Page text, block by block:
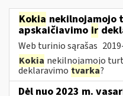
Kokia nekilnojamojo
apskaičiavimo ir
Web turinio sąrašas
Kokia nekilnojamojo
deklaravimo tvarka?
Dėl nuo 2023 m.